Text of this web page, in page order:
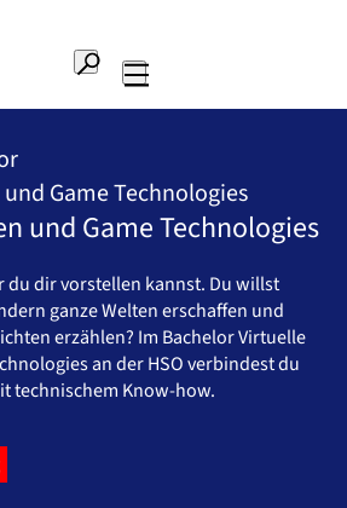
Suche
Hauptnavigation
Game Technologies
und Game Technologies
du dir vorstellen kannst. Du willst
ganze Welten erschaffen und
erzählen? Im Bachelor Virtuelle
an der HSO verbindest du
technischem Know-how.